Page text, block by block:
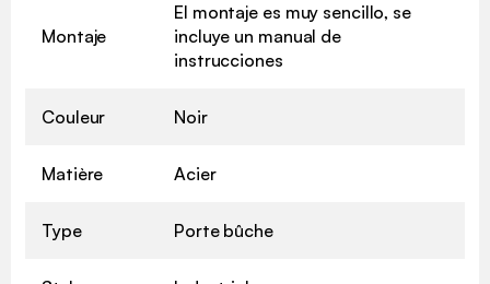
Montaje
El montaje es muy sencillo, se
incluye un manual de
instrucciones
Couleur Noir
Matière Acier
Type Porte bûche